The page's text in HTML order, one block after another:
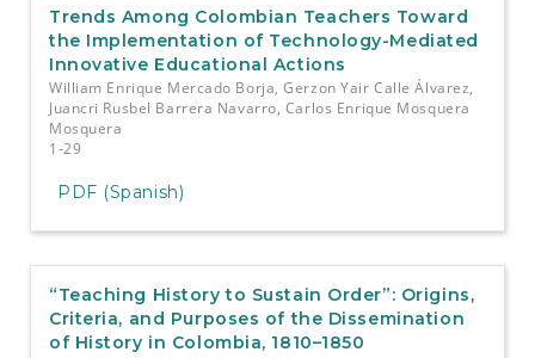
Trends Among Colombian Teachers Toward
the Implementation of Technology-Mediated
Innovative Educational Actions
William Enrique Mercado Borja, Gerzon Yair Calle Álvarez,
Juancri Rusbel Barrera Navarro, Carlos Enrique Mosquera
Mosquera
1-29
PDF (Spanish)
“Teaching History to Sustain Order”: Origins,
Criteria, and Purposes of the Dissemination
of History in Colombia, 1810–1850